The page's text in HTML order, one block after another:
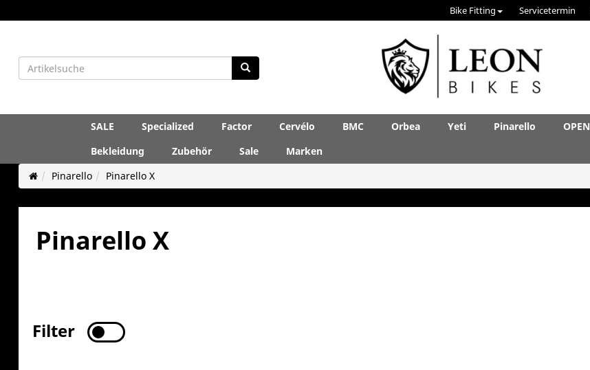
Bike Fitting Servicetermin
SALE Specialized Factor Cervélo BMC Orbea Yeti Pinarello OPEN
Bekleidung
Zubehör Sale
Marken
Pinarello
Pinarello X
Pinarello X
Filter